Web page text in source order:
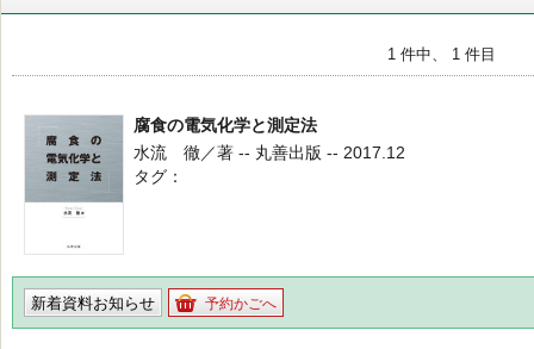
1 件中、 1 件目
腐食の電気化学と測定法
水流 徹／著 -- 丸善出版 -- 2017.12
タグ
新着資料お知らせ 予約かごへ